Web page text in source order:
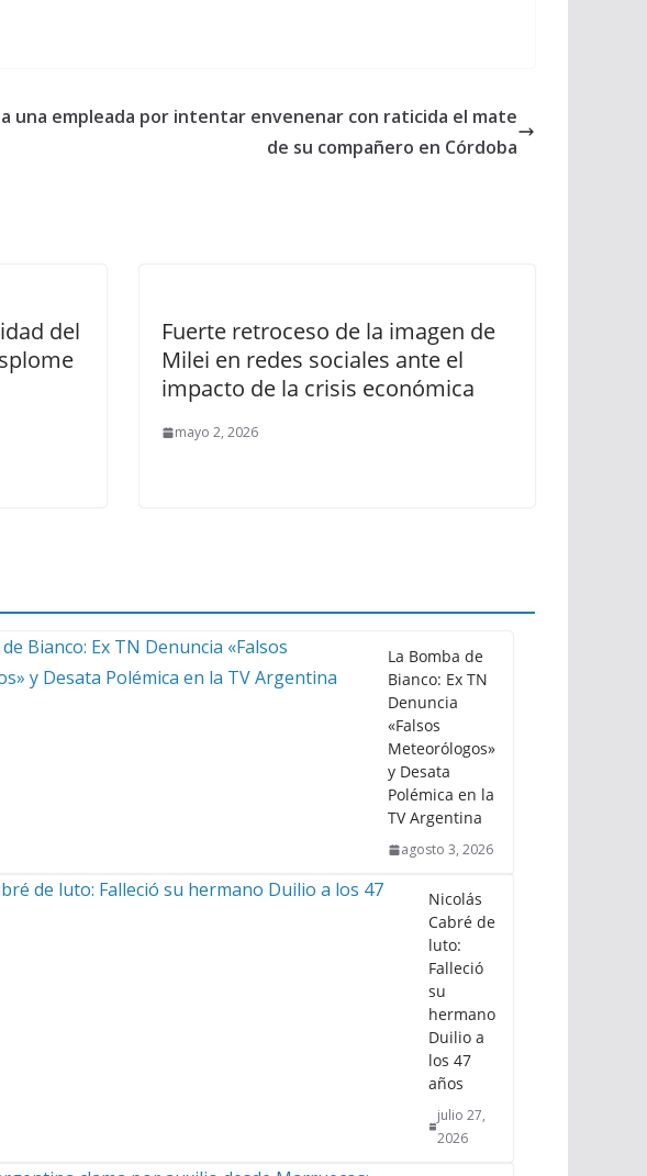
una empleada por intentar envenenar con raticida el mate
de su compañero en Córdoba
del
Fuerte retroceso de la imagen de
Milei en redes sociales ante el
impacto de la crisis económica
mayo 2, 2026
La Bomba de
Bianco: Ex TN
Denuncia
«Falsos
Meteorólogos»
y Desata
Polémica en la
TV Argentina
agosto 3, 2026
Nicolás
Cabré de
luto:
Falleció
su
hermano
Duilio a
los 47
años
julio 27,
2026